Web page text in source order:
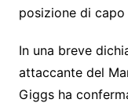
posizione di capo
In una breve
attaccante del
Giggs ha